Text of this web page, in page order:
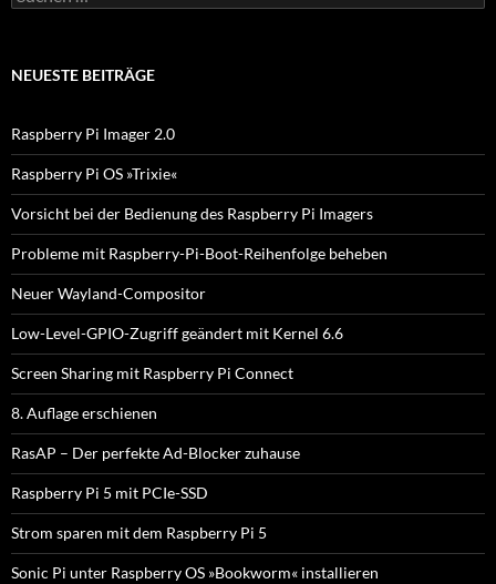
u
e
a
c
h
:
NEUESTE BEITRÄGE
Raspberry Pi Imager 2.0
Raspberry Pi OS »Trixie«
Vorsicht bei der Bedienung des Raspberry Pi Imagers
Probleme mit Raspberry-Pi-Boot-Reihenfolge beheben
Neuer Wayland-Compositor
Low-Level-GPIO-Zugriff geändert mit Kernel 6.6
Screen Sharing mit Raspberry Pi Connect
8. Auflage erschienen
RasAP – Der perfekte Ad-Blocker zuhause
Raspberry Pi 5 mit PCIe-SSD
Strom sparen mit dem Raspberry Pi 5
Sonic Pi unter Raspberry OS »Bookworm« installieren